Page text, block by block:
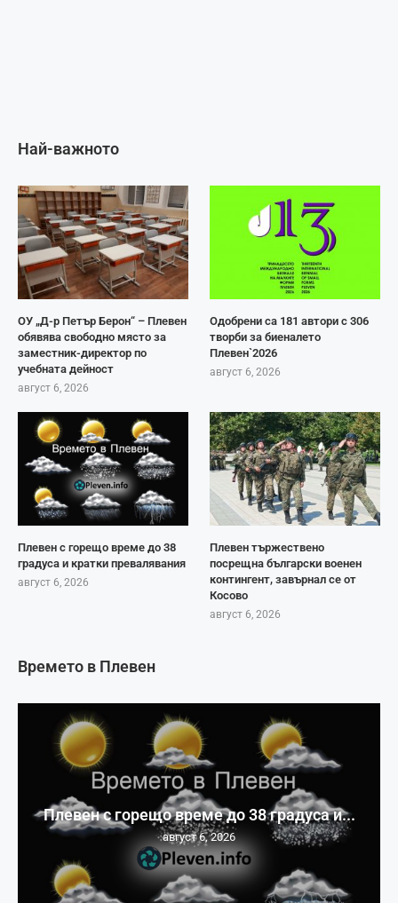
Най-важното
ОУ „Д-р Петър Берон“ – Плевен
обявява свободно място за
заместник-директор по
учебната дейност
август 6, 2026
Одобрени са 181 автори с 306
творби за биеналето
Плевен`2026
август 6, 2026
Плевен с горещо време до 38
градуса и кратки превалявания
август 6, 2026
Плевен тържествено
посрещна български военен
контингент, завърнал се от
Косово
август 6, 2026
Времето в Плевен
Плевен с горещо време до 38 градуса и...
август 6, 2026